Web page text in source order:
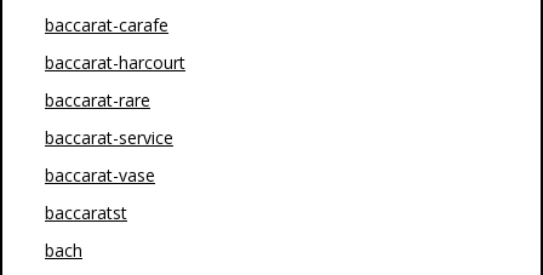
baccarat-carafe
baccarat-harcourt
baccarat-rare
baccarat-service
baccarat-vase
baccaratst
bach